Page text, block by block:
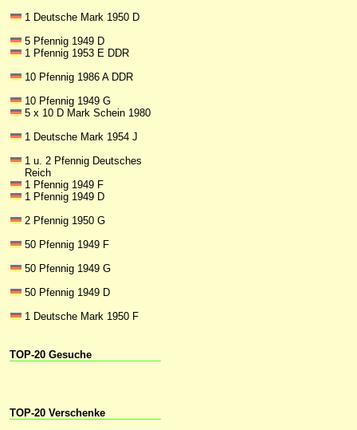
1 Deutsche Mark 1950 D
5 Pfennig 1949 D
1 Pfennig 1953 E DDR
10 Pfennig 1986 A DDR
10 Pfennig 1949 G
5 x 10 D Mark Schein 1980
1 Deutsche Mark 1954 J
1 u. 2 Pfennig Deutsches
Reich
1 Pfennig 1949 F
1 Pfennig 1949 D
2 Pfennig 1950 G
50 Pfennig 1949 F
50 Pfennig 1949 G
50 Pfennig 1949 D
1 Deutsche Mark 1950 F
TOP-20 Gesuche
TOP-20 Verschenke